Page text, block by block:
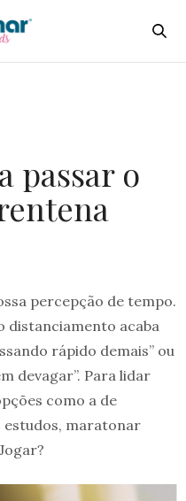
passar o
percepção de tempo.
distanciamento acaba
rápido demais” ou
devagar”. Para lidar
como a de
estudos, maratonar